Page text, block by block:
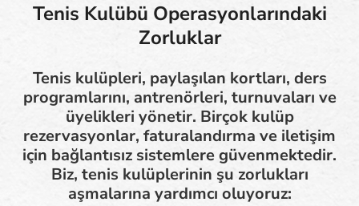
Tenis Kulübü Operasyonlarındaki
Zorluklar
Tenis kulüpleri, paylaşılan kortları, ders
programlarını, antrenörleri, turnuvaları ve
üyelikleri yönetir. Birçok kulüp
rezervasyonlar, faturalandırma ve iletişim
için bağlantısız sistemlere güvenmektedir.
Biz, tenis kulüplerinin şu zorlukları
aşmalarına yardımcı oluyoruz: